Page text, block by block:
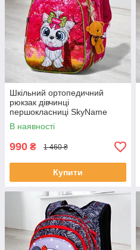
Шкільний ортопедичний
рюкзак дівчинці
першокласниці SkyName
рожевий з собачкою/
Водонепроникний портфель
В наявності
990 ₴ 1 460 ₴
Купити